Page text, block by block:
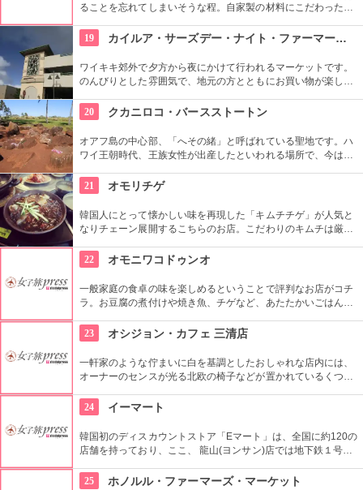
ることを忘れてしまいそうな程。自家製の材料にこだわったカ
の「おもてなし」に驚くはず。接客の良さや、お味に、ここは
ホテル？とため息がでてしまうかも。
19 カイルア・サーズデー・ナイト・ファーマーズ・マーケット
ワイキキ郊外で夕方から夜にかけて行われるマーケットです。
のんびりとした雰囲気で、地元の方とともにお買い物が楽しめ
ワイ産のおいしいグルメが勢ぞろい。ちょうど、早めのディナ
ーに利用できそうですね。
20 クカニロコ・バースストートン
オアフ島の中心部、「へその緒」と呼ばれている聖地です。ハ
ワイ王朝時代、王族女性が出産したといわれる場所で、今は子
くさんのエネルギーを浴びて帰ってくださいね。
21 オモリチゲ
韓国人にとって懐かしい味を再現した「キムチチゲ」が人気と
なりチェーン展開するこちらのお店。こだわりのキムチは厳選
ムチ「ゴッチョリ」や、おこげを煮込んだ「ヌルンジ」、もち
ろん熟成キムチもセルフサービス食べ放題。
22 オモニワコドゥンオ
一般家庭の食卓の味を楽しめるということで評判なお店がコチ
ラ。お豆腐の煮付けや焼き魚、チゲなど、あたたかいごはんと
飯に変更する事も出来ます。どこか懐かしい店内に、韓国のお
家にお邪魔しているような雰囲気もGood。
23 オシジョン・カフェ 三清店
一軒家のような佇まいに白を基調としたおしゃれな店内には、
オーナーのセンスが光る北欧の椅子などが置かれているくつろ
り、ラテアートを楽しめるコーヒーメニューも充実。旅行の合
間にほっと一息つける場所です。
24 イーマート
韓国初のディスカウントストア「Eマート」は、全国に約120の
店舗を持っており、ここ、 龍山(ヨンサン)店では地下鉄１号線･
など様々なエンターテインメントが楽しめる複合ショッピング
25 ホノルル・ファーマーズ・マーケット